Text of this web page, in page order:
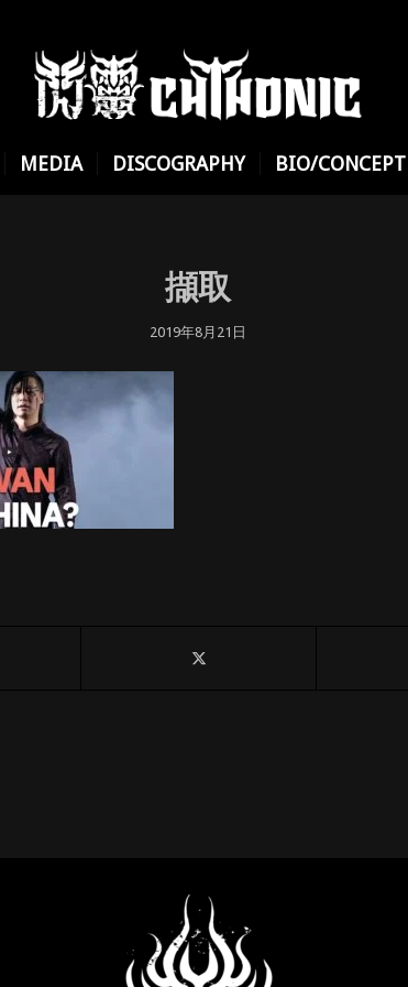
MEDIA DISCOGRAPHY BIO/CONCEPT
擷取
2019年8月21日